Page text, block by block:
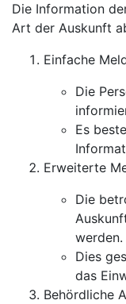
Die Information
Art der Auskunft
Einfache
Die
Es
Erweiterte
Die
werden.
Dies
das
Behördliche